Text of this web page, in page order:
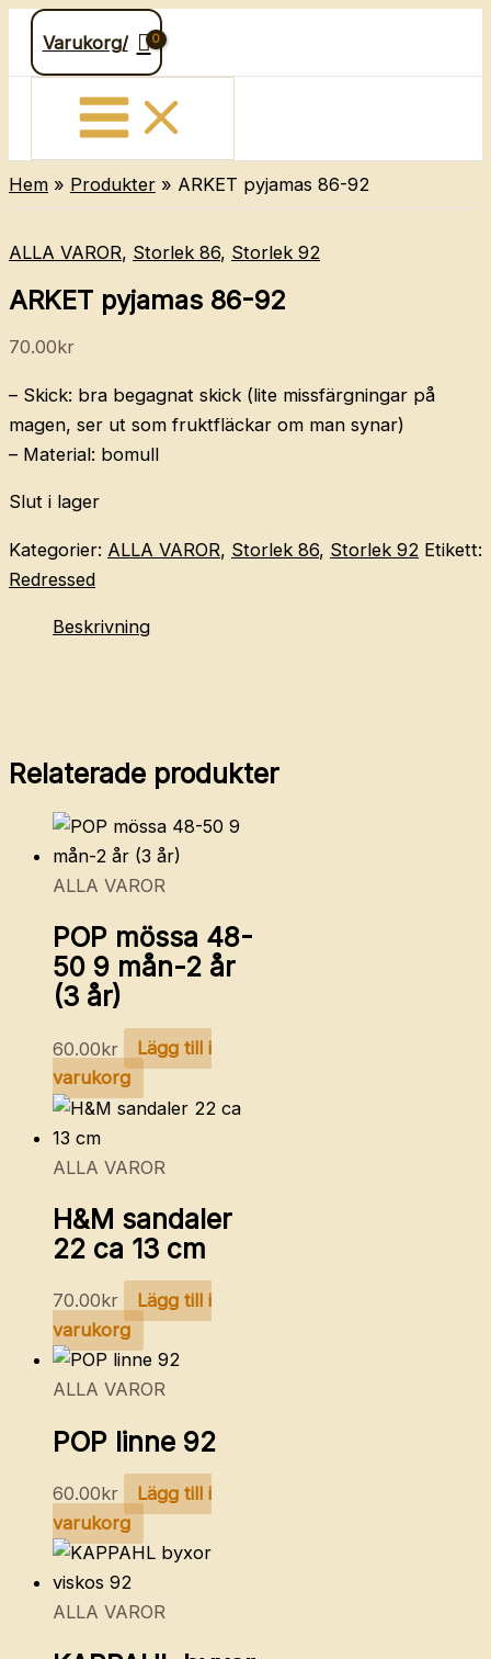
Hoppa
innehåll
Varukorg/
Hem Produkter ARKET pyjamas 86-92
ALLA VAROR, Storlek 86, Storlek 92
ARKET pyjamas 86-92
70.00kr
– Skick: bra begagnat skick (lite missfärgningar på
magen, ser ut som fruktfläckar om man synar)
– Material: bomull
Slut i lager
Kategorier: ALLA VAROR, Storlek 86, Storlek 92 Etikett:
Redressed
Beskrivning
Relaterade produkter
ALLA VAROR
POP mössa 48-
50 9 mån-2 år
(3 år)
60.00kr
Lägg till i
varukorg
ALLA VAROR
H&M sandaler
22 ca 13 cm
70.00kr
Lägg till i
varukorg
ALLA VAROR
POP linne 92
60.00kr
Lägg till i
varukorg
ALLA VAROR